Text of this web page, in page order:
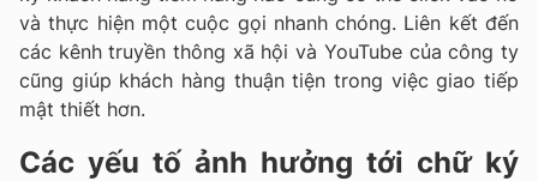
và thực hiện một cuộc gọi nhanh chóng. Liên kết đến
các kênh truyền thông xã hội và YouTube của công ty
cũng giúp khách hàng thuận tiện trong việc giao tiếp
mật thiết hơn.
Các yếu tố ảnh hưởng tới chữ ký